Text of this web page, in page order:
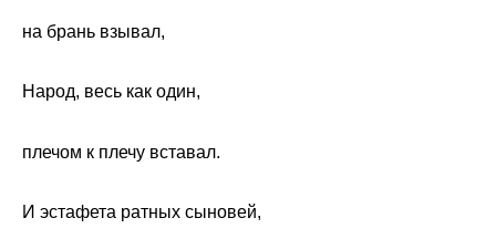
на брань взывал,
Народ, весь как один,
плечом к плечу вставал.
И эстафета ратных сыновей,